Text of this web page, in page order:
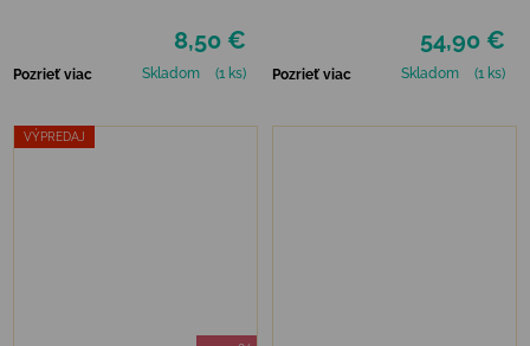
8,50 €
Pozrieť viac Skladom (1 ks)
54,90 €
Pozrieť viac Skladom (1 ks)
VÝPREDAJ